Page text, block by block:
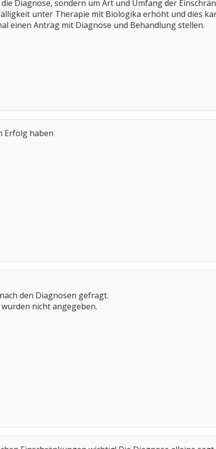
Diagnose, sondern um Art und Umfang der
unter Therapie mit Biologika erhöht und dies
einen Antrag mit Diagnose und Behandlung stellen.
Erfolg haben
den Diagnosen gefragt.
nicht angegeben.